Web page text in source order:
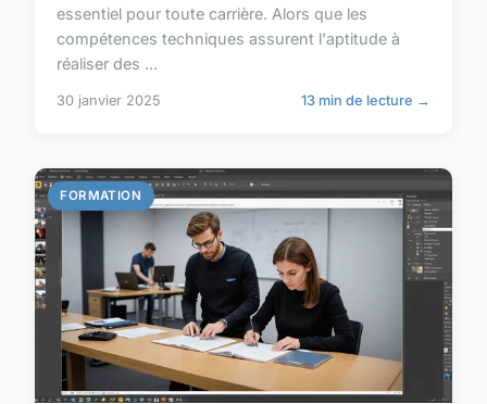
essentiel pour toute carrière. Alors que les
compétences techniques assurent l'aptitude à
réaliser des ...
30 janvier 2025 13 min de lecture →
FORMATION